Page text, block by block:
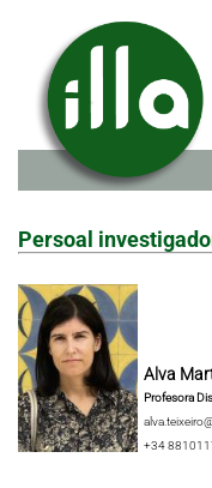
Persoal
Alva
Profesora
+34